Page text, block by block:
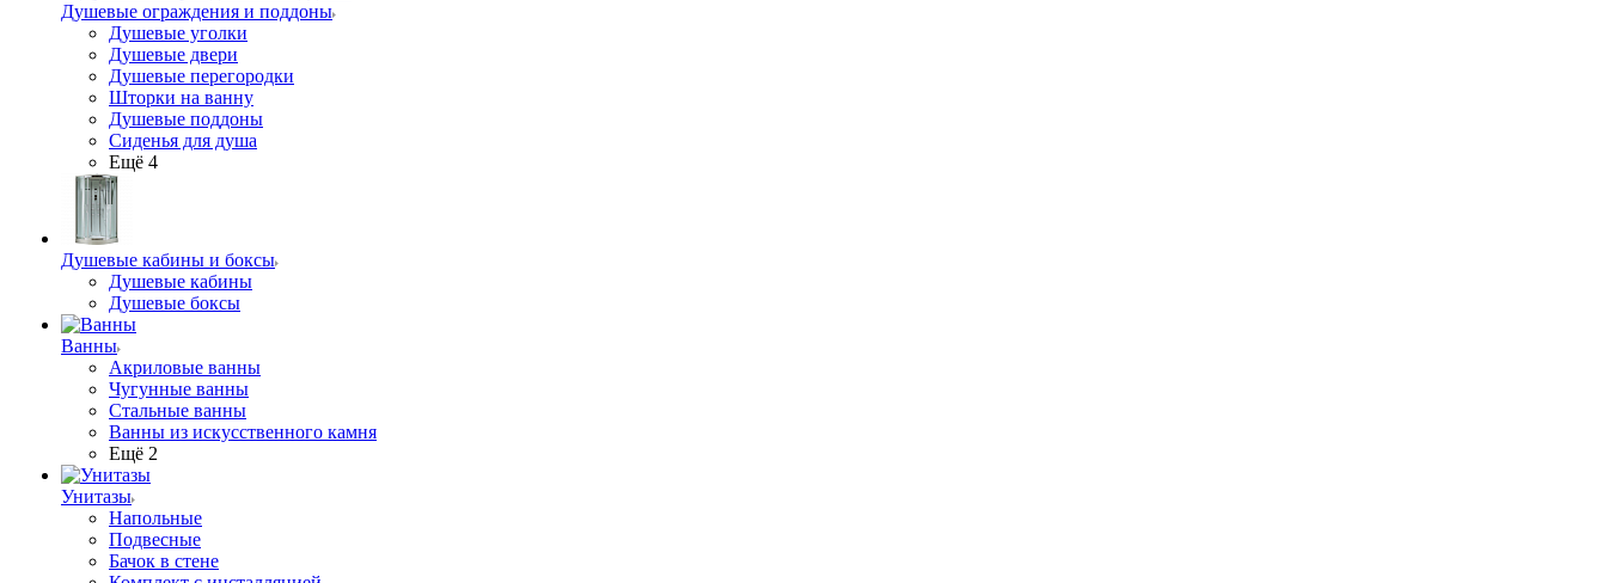
Душевые ограждения и поддоны
Душевые уголки
Душевые двери
Душевые перегородки
Шторки на ванну
Душевые поддоны
Сиденья для душа
Ещё 4
Душевые кабины и боксы
Душевые кабины
Душевые боксы
Ванны
Акриловые ванны
Чугунные ванны
Стальные ванны
Ванны из искусственного камня
Ещё 2
Унитазы
Напольные
Подвесные
Бачок в стене